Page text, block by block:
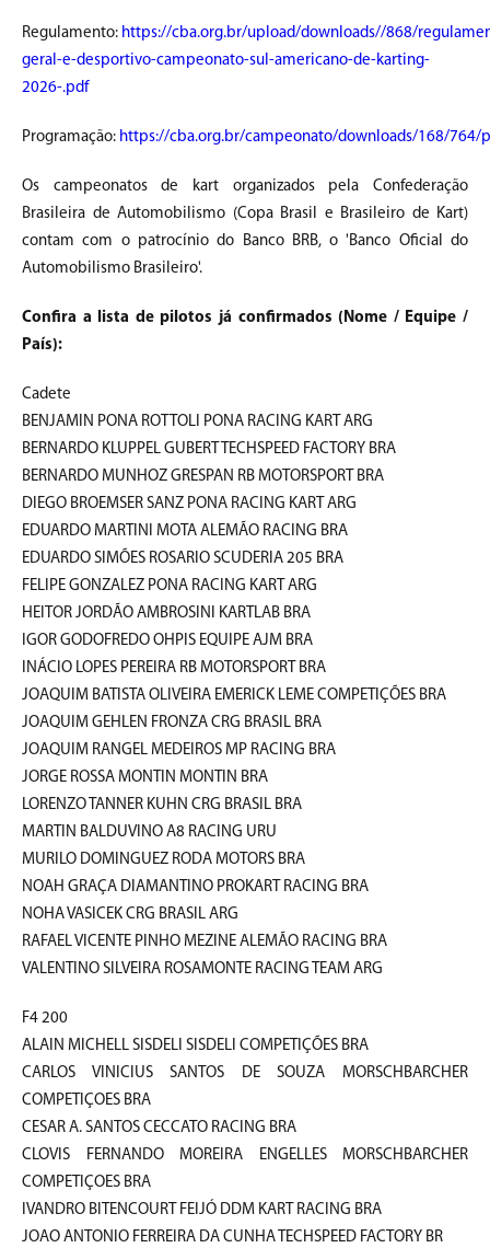
Regulamento: https://cba.org.br/upload/downloads//868/
geral-e-desportivo-campeonato-sul-americano-de-karting-
2026-.pdf
Programação: https://cba.org.br/campeonato/downloads/168/764/
Os campeonatos de kart organizados pela Confederação
Brasileira de Automobilismo (Copa Brasil e Brasileiro de Kart)
contam com o patrocínio do Banco BRB, o 'Banco Oficial do
Automobilismo Brasileiro'.
Confira a lista de pilotos já confirmados (Nome / Equipe /
País):
Cadete
BENJAMIN PONA ROTTOLI PONA RACING KART ARG
BERNARDO KLUPPEL GUBERT TECHSPEED FACTORY BRA
BERNARDO MUNHOZ GRESPAN RB MOTORSPORT BRA
DIEGO BROEMSER SANZ PONA RACING KART ARG
EDUARDO MARTINI MOTA ALEMÃO RACING BRA
EDUARDO SIMÕES ROSARIO SCUDERIA 205 BRA
FELIPE GONZALEZ PONA RACING KART ARG
HEITOR JORDÃO AMBROSINI KARTLAB BRA
IGOR GODOFREDO OHPIS EQUIPE AJM BRA
INÁCIO LOPES PEREIRA RB MOTORSPORT BRA
JOAQUIM BATISTA OLIVEIRA EMERICK LEME COMPETIÇÕES BRA
JOAQUIM GEHLEN FRONZA CRG BRASIL BRA
JOAQUIM RANGEL MEDEIROS MP RACING BRA
JORGE ROSSA MONTIN MONTIN BRA
LORENZO TANNER KUHN CRG BRASIL BRA
MARTIN BALDUVINO A8 RACING URU
MURILO DOMINGUEZ RODA MOTORS BRA
NOAH GRAÇA DIAMANTINO PROKART RACING BRA
NOHA VASICEK CRG BRASIL ARG
RAFAEL VICENTE PINHO MEZINE ALEMÃO RACING BRA
VALENTINO SILVEIRA ROSAMONTE RACING TEAM ARG
F4 200
ALAIN MICHELL SISDELI SISDELI COMPETIÇÕES BRA
CARLOS VINICIUS SANTOS DE SOUZA MORSCHBARCHER
COMPETIÇOES BRA
CESAR A. SANTOS CECCATO RACING BRA
CLOVIS FERNANDO MOREIRA ENGELLES MORSCHBARCHER
COMPETIÇOES BRA
IVANDRO BITENCOURT FEIJÓ DDM KART RACING BRA
JOAO ANTONIO FERREIRA DA CUNHA TECHSPEED FACTORY BR